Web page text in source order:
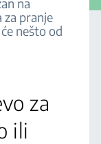
za pranje
nešto od
za
ili